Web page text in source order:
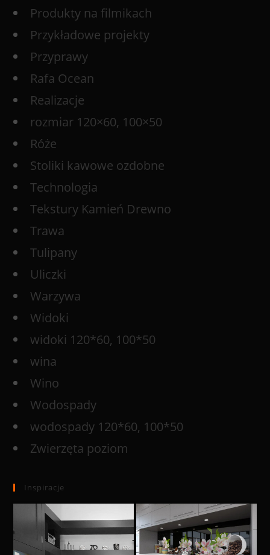
Produkty na filmikach
Przykładowe projekty
Przyprawy
Rafa Ocean
Realizacje
rozmiar 120×60, 100×50
Róże
Stoliki kawowe ozdobne
Technologia
Tekstury Kamień Drewno
Trawa
Tulipany
Uliczki
Warzywa
Widoki
widoki 120*60, 100*50
wina
Wino
Wodospady
wodospady 120*60, 100*50
Zwierzęta poziom
Inspiracje